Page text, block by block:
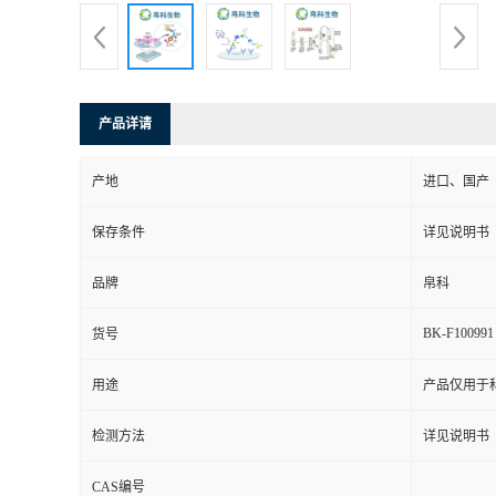
产品详请
产地 进口、国产
保存条件 详见说明书
品牌 帛科
货号 BK-F100991
用途 产品仅用于
检测方法 详见说明书
CAS编号